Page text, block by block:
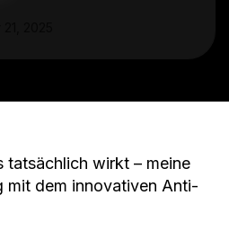
tatsächlich wirkt – meine
mit dem innovativen Anti-